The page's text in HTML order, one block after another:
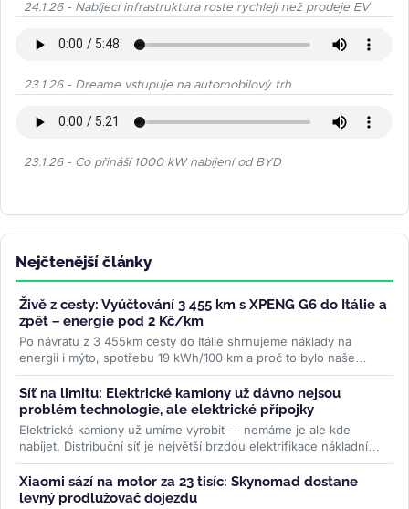
24.1.26 - Nabíjecí infrastruktura roste rychleji než prodeje EV
23.1.26 - Dreame vstupuje na automobilový trh
23.1.26 - Co přináší 1000 kW nabíjení od BYD
Nejčtenější články
Živě z cesty: Vyúčtování 3 455 km s XPENG G6 do Itálie a
zpět – energie pod 2 Kč/km
Po návratu z 3 455km cesty do Itálie shrnujeme náklady na
energii i mýto, spotřebu 19 kWh/100 km a proč to bylo naše
nejpohodlnější auto na...>>
Síť na limitu: Elektrické kamiony už dávno nejsou
problém technologie, ale elektrické přípojky
Elektrické kamiony už umíme vyrobit — nemáme je ale kde
nabíjet. Distribuční síť je největší brzdou elektrifikace nákladní
dopravy....>>
Xiaomi sází na motor za 23 tisíc: Skynomad dostane
levný prodlužovač dojezdu